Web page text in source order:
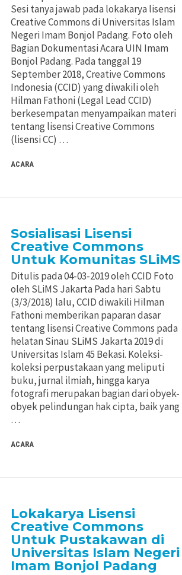
Penggunaan
Jenis Lisensi CC
Penerapan
Konten Terbuka
Penggunaan
Jenis Lisensi CC
Penerapan
Konten Terbuka
Sesi tanya jawab pada lokakarya lisensi
Creative Commons di Universitas Islam
Negeri Imam Bonjol Padang. Foto oleh
Bagian Dokumentasi Acara UIN Imam
Bonjol Padang. Pada tanggal 19
September 2018, Creative Commons
Indonesia (CCID) yang diwakili oleh
Hilman Fathoni (Legal Lead CCID)
berkesempatan menyampaikan materi
tentang lisensi Creative Commons
(lisensi CC) …
ACARA
Sosialisasi Lisensi
Creative Commons
Untuk Komunitas SLiMS
Ditulis pada 04-03-2019 oleh CCID Foto
oleh SLiMS Jakarta Pada hari Sabtu
(3/3/2018) lalu, CCID diwakili Hilman
Fathoni memberikan paparan dasar
tentang lisensi Creative Commons pada
helatan Sinau SLiMS Jakarta 2019 di
Universitas Islam 45 Bekasi. Koleksi-
koleksi perpustakaan yang meliputi
buku, jurnal ilmiah, hingga karya
fotografi merupakan bagian dari obyek-
obyek pelindungan hak cipta, baik yang
…
ACARA
Lokakarya Lisensi
Creative Commons
Untuk Pustakawan di
Universitas Islam Negeri
Imam Bonjol Padang